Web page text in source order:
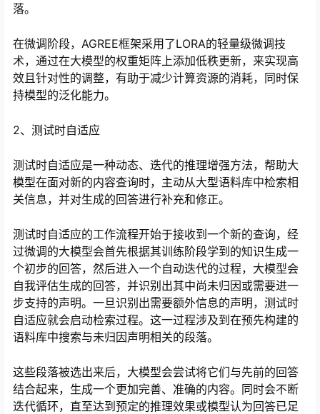
落。
在微调阶段，AGREE框架采用了LORA的轻量级微调技
术，通过在大模型的权重矩阵上添加低秩更新，来实现高
效且针对性的调整，有助于减少计算资源的消耗，同时保
持模型的泛化能力。
2、测试时自适应
测试时自适应是一种动态、迭代的推理增强方法，帮助大
模型在面对新的内容查询时，主动从大型语料库中检索相
关信息，并对生成的回答进行补充和修正。
测试时自适应的工作流程开始于接收到一个新的查询，经
过微调的大模型会首先根据其训练阶段学到的知识生成一
个初步的回答，然后进入一个自动迭代的过程，大模型会
自我评估生成的回答，并识别出其中尚未归因或需要进一
步支持的声明。一旦识别出需要额外信息的声明，测试时
自适应就会启动检索过程。这一过程涉及到在预先构建的
语料库中搜索与未归因声明相关的段落。
这些段落被选出来后，大模型会尝试将它们与先前的回答
结合起来，生成一个更加完善、准确的内容。同时会不断
迭代循环，直至达到预定的推理效果或模型认为回答已足